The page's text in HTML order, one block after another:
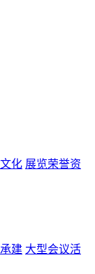
化 展览荣誉资
建 大型会议活